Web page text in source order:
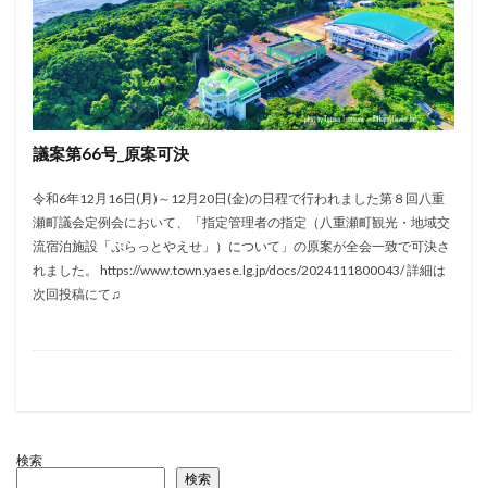
議案第66号_原案可決
令和6年12月16日(月)～12月20日(金)の日程で行われました第８回八重
瀬町議会定例会において、「指定管理者の指定（八重瀬町観光・地域交
流宿泊施設「ぷらっとやえせ」）について」の原案が全会一致で可決さ
れました。 https://www.town.yaese.lg.jp/docs/2024111800043/ 詳細は
次回投稿にて♫
検索
検索